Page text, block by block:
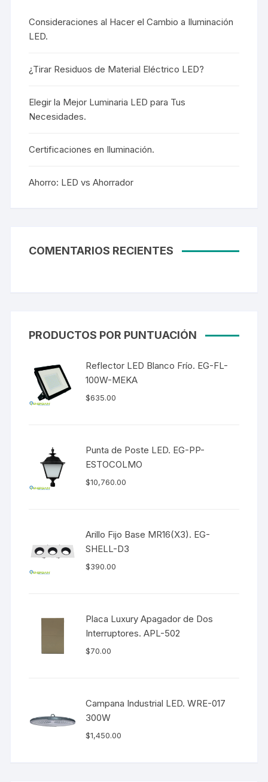
Consideraciones al Hacer el Cambio a Iluminación
LED.
¿Tirar Residuos de Material Eléctrico LED?
Elegir la Mejor Luminaria LED para Tus
Necesidades.
Certificaciones en Iluminación.
Ahorro: LED vs Ahorrador
COMENTARIOS RECIENTES
PRODUCTOS POR PUNTUACIÓN
Reflector LED Blanco Frío. EG-FL-
100W-MEKA
$635.00
Punta de Poste LED. EG-PP-
ESTOCOLMO
$10,760.00
Arillo Fijo Base MR16(X3). EG-
SHELL-D3
$390.00
Placa Luxury Apagador de Dos
Interruptores. APL-502
$70.00
Campana Industrial LED. WRE-017
300W
$1,450.00